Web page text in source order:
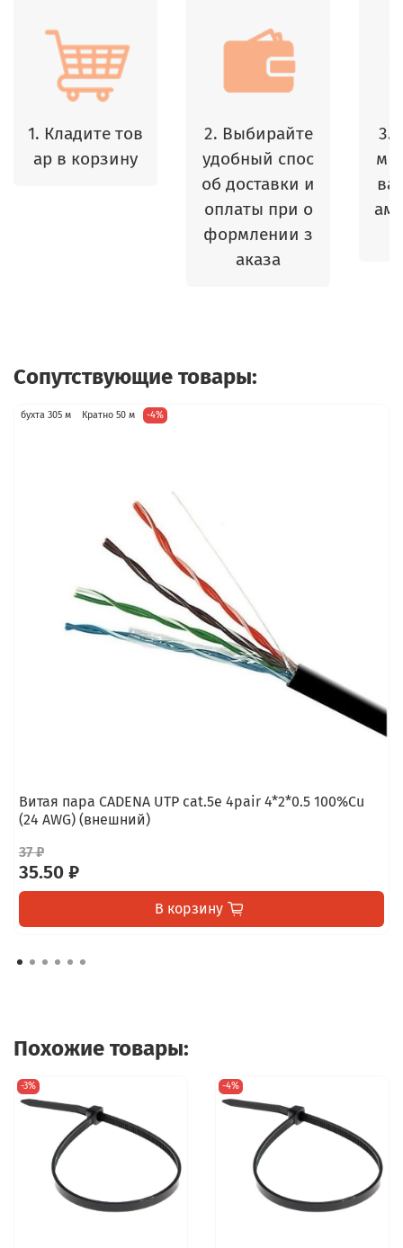
1. Кладите тов
ар в корзину
2. Выбирайте
удобный спос
об доставки и
оплаты при о
формлении з
аказа
3.
м
Сопутствующие товары:
бухта 305 м Кратно 50 м -4%
Витая пара CADENA UTP cat.5e 4pair 4*2*0.5 100%Cu
(24 AWG) (внешний)
37 ₽
35.50 ₽
В корзину
Похожие товары:
-3% -4%